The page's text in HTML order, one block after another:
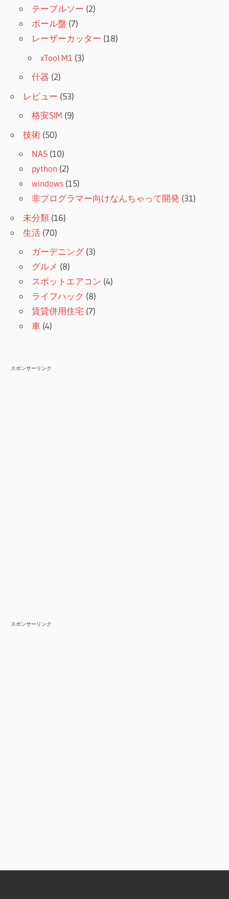
テーブルソー (2)
ボール盤 (7)
レーザーカッター (18)
xTool M1 (3)
什器 (2)
レビュー (53)
格安SIM (9)
技術 (50)
NAS (10)
python (2)
windows (15)
非プログラマー向けなんちゃって開発 (31)
未分類 (16)
生活 (70)
ガーデニング(3)
グルメ (8)
スポットエアコン (4)
ライフハック (8)
賃貸併用住宅 (7)
車 (4)
スポンサーリンク
スポンサーリンク